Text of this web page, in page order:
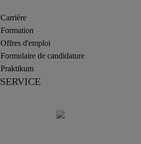
Carrière
Formation
Offres d'emploi
Formulaire de candidature
Praktikum
SERVICE